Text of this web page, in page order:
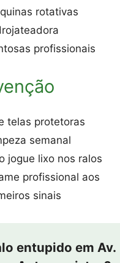
rotativas
profissionais
telas protetoras
semanal
jogue lixo nos ralos
profissional aos
sinais
entupido em Av.